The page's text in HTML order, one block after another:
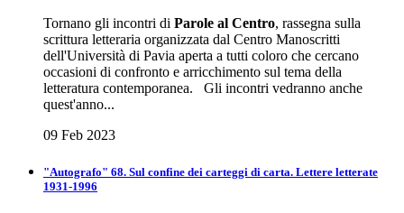
Tornano gli incontri di Parole al Centro, rassegna sulla
scrittura letteraria organizzata dal Centro Manoscritti
dell'Università di Pavia aperta a tutti coloro che cercano
occasioni di confronto e arricchimento sul tema della
letteratura contemporanea. Gli incontri vedranno anche
quest'anno...
09 Feb 2023
"Autografo" 68. Sul confine dei carteggi di carta. Lettere letterate
1931-1996